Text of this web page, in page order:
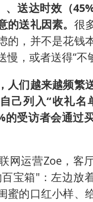
、送达时效（
的送礼因素。 很
的，并不是花钱
慢，或者送得“不
人们越来越频繁
己列入“收礼名
的受访者会通过
网运营Zoe，客
宝箱"：左边放
蜜的口红小样、